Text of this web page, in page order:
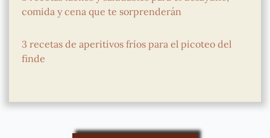
comida y cena que te sorprenderán
3 recetas de aperitivos fríos para el picoteo del
finde